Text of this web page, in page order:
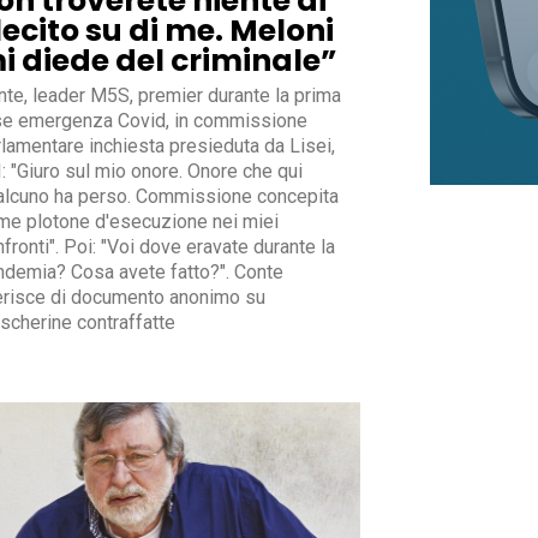
su di me. Meloni
diede del criminale”
leader M5S, premier durante la prima
emergenza Covid, in commissione
inchiesta presieduta da Lisei,
"Giuro sul mio onore. Onore che qui
ha perso. Commissione concepita
plotone d'esecuzione nei miei
Poi: "Voi dove eravate durante la
Cosa avete fatto?". Conte
di documento anonimo su
contraffatte